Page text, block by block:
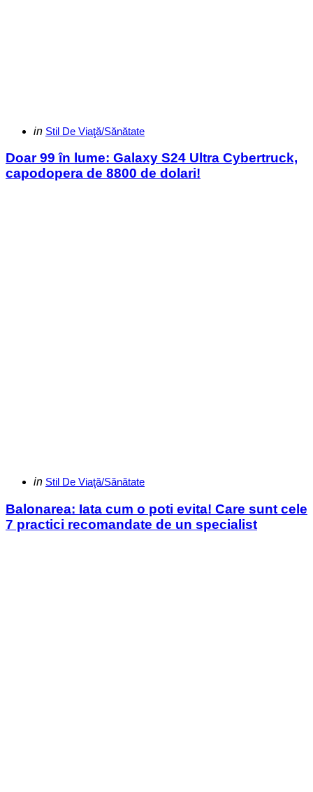
Categories
Posted
in Stil De Viaţă/Sănătate
Doar 99 în lume: Galaxy S24 Ultra Cybertruck,
capodopera de 8800 de dolari!
Categories
Posted
in Stil De Viaţă/Sănătate
Balonarea: Iata cum o poti evita! Care sunt cele
7 practici recomandate de un specialist